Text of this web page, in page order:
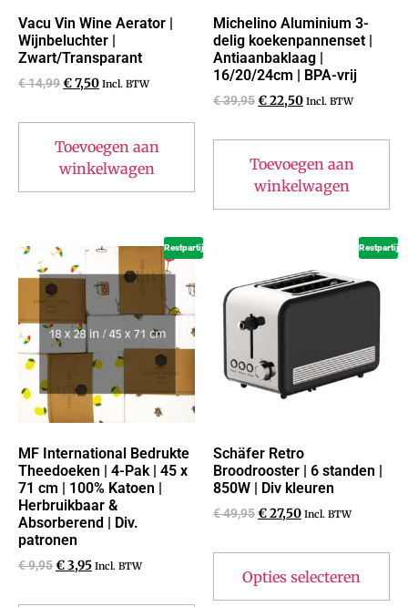
Vacu Vin Wine Aerator |
Wijnbeluchter |
Zwart/Transparant
€14,99€7,50 Incl. BTW
Toevoegen aan
winkelwagen
Michelino Aluminium 3-
delig koekenpannenset |
Antiaanbaklaag |
16/20/24cm | BPA-vrij
€39,95€22,50 Incl. BTW
Toevoegen aan
winkelwagen
Restpartij
MF International Bedrukte
Theedoeken | 4-Pak | 45 x
71 cm | 100% Katoen |
Herbruikbaar &
Absorberend | Div.
patronen
€9,95€3,95 Incl. BTW
Restpartij
Schäfer Retro
Broodrooster | 6 standen |
850W | Div kleuren
€49,95€27,50 Incl. BTW
Opties selecteren